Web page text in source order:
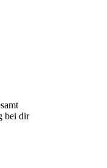
bei dir